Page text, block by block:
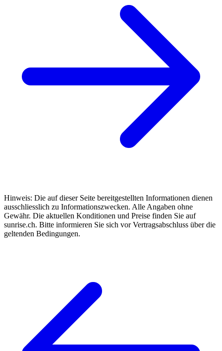
Hinweis: Die auf dieser Seite bereitgestellten Informationen dienen
ausschliesslich zu Informationszwecken. Alle Angaben ohne
Gewähr. Die aktuellen Konditionen und Preise finden Sie auf
sunrise.ch. Bitte informieren Sie sich vor Vertragsabschluss über die
geltenden Bedingungen.